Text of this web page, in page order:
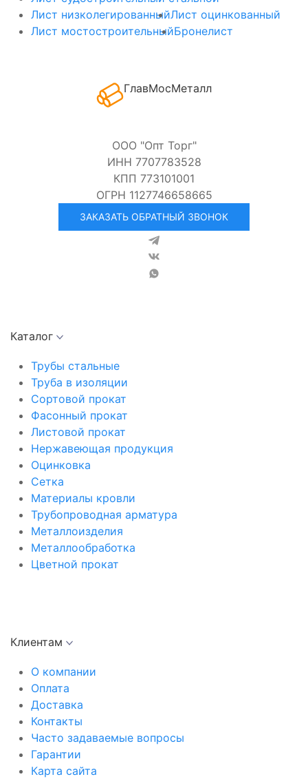
Лист низколегированныйЛист оцинкованный
Лист мостостроительныйБронелист
ГлавМосМеталл
ООО "Опт Торг"
ИНН 7707783528
КПП 773101001
ОГРН 1127746658665
ЗАКАЗАТЬ ОБРАТНЫЙ ЗВОНОК
Каталог
Трубы стальные
Труба в изоляции
Сортовой прокат
Фасонный прокат
Листовой прокат
Нержавеющая продукция
Оцинковка
Сетка
Материалы кровли
Трубопроводная арматура
Металлоизделия
Металлообработка
Цветной прокат
Клиентам
О компании
Оплата
Доставка
Контакты
Часто задаваемые вопросы
Гарантии
Карта сайта